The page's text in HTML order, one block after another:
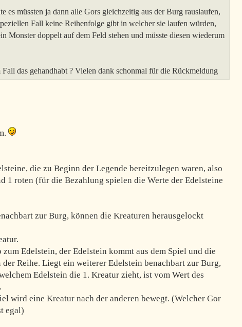
es müssten ja dann alle Gors gleichzeitig aus der Burg rauslaufen,
Fall keine Reihenfolge gibt in welcher sie laufen würden,
Monster doppelt auf dem Feld stehen und müsste diesen wiederum
das gehandhabt ? Vielen dank schonmal für die Rückmeldung
die zu Beginn der Legende bereitzulegen waren, also
1 roten (für die Bezahlung spielen die Werte der Edelsteine
zur Burg, können die Kreaturen herausgelockt
Edelstein, der Edelstein kommt aus dem Spiel und die
der Reihe. Liegt ein weiterer Edelstein benachbart zur Burg,
Edelstein die 1. Kreatur zieht, ist vom Wert des
wird eine Kreatur nach der anderen bewegt. (Welcher Gor
egal)